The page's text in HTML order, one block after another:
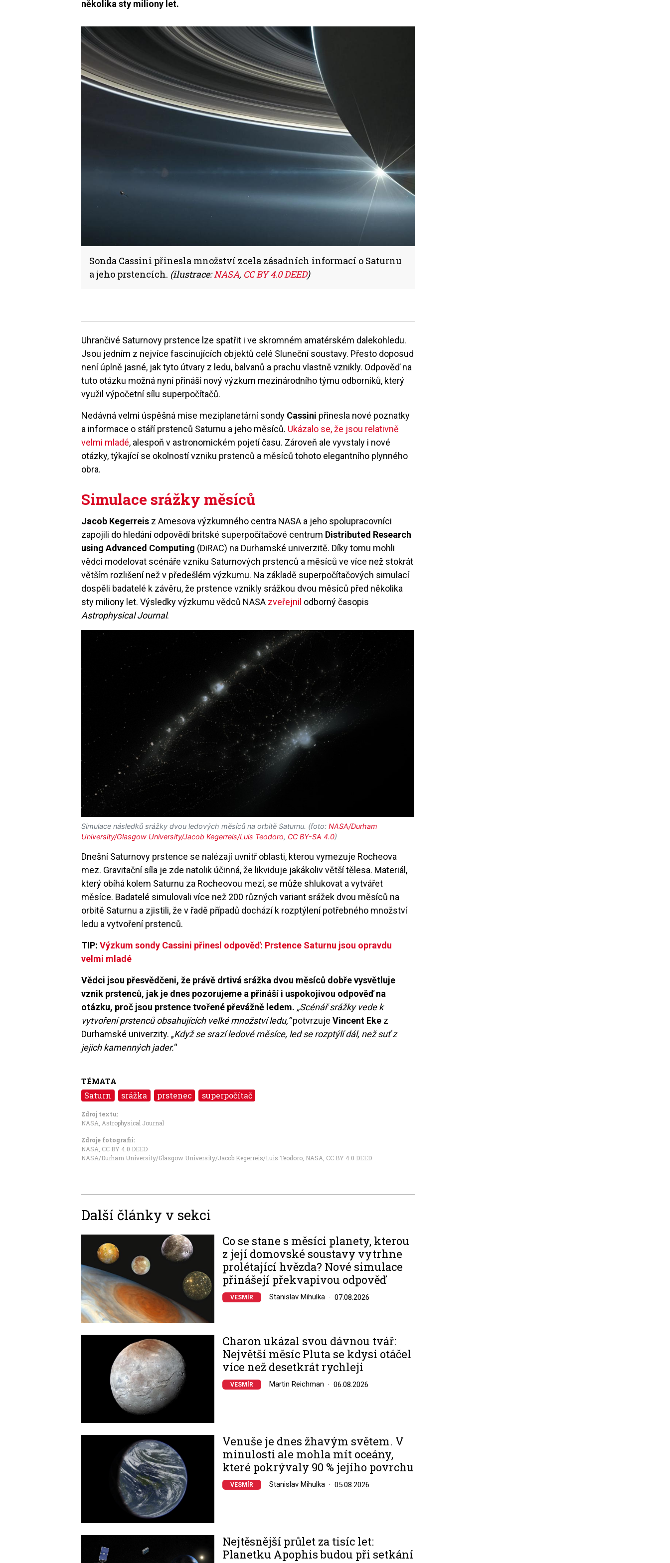
několika sty miliony let.
Sonda Cassini přinesla množství zcela zásadních informací o Saturnu
a jeho prstencích. (ilustrace:NASA, CC BY 4.0 DEED)
Uhrančivé Saturnovy prstence lze spatřit i ve skromném amatérském dalekohledu.
Jsou jedním z nejvíce fascinujících objektů celé Sluneční soustavy. Přesto doposud
není úplně jasné, jak tyto útvary z ledu, balvanů a prachu vlastně vznikly. Odpověď na
tuto otázku možná nyní přináší nový výzkum mezinárodního týmu odborníků, který
využil výpočetní sílu superpočítačů.
Nedávná velmi úspěšná mise meziplanetární sondy Cassini přinesla nové poznatky
a informace o stáří prstenců Saturnu a jeho měsíců. Ukázalo se, že jsou relativně
velmi mladé, alespoň v astronomickém pojetí času. Zároveň ale vyvstaly i nové
otázky, týkající se okolností vzniku prstenců a měsíců tohoto elegantního plynného
obra.
Simulace srážky měsíců
Jacob Kegerreis z Amesova výzkumného centra NASA a jeho spolupracovníci
zapojili do hledání odpovědí britské superpočítačové centrum Distributed Research
using Advanced Computing (DiRAC) na Durhamské univerzitě. Díky tomu mohli
vědci modelovat scénáře vzniku Saturnových prstenců a měsíců ve více než stokrát
větším rozlišení než v předešlém výzkumu. Na základě superpočítačových simulací
dospěli badatelé k závěru, že prstence vznikly srážkou dvou měsíců před několika
sty miliony let. Výsledky výzkumu vědců NASA zveřejnil odborný časopis
Astrophysical Journal.
Simulace následků srážky dvou ledových měsíců na orbitě Saturnu. (foto:NASA/Durham
University/Glasgow University/Jacob Kegerreis/Luis Teodoro, CC BY-SA 4.0)
Dnešní Saturnovy prstence se nalézají uvnitř oblasti, kterou vymezuje Rocheova
mez. Gravitační síla je zde natolik účinná, že likviduje jakákoliv větší tělesa. Materiál,
který obíhá kolem Saturnu za Rocheovou mezí, se může shlukovat a vytvářet
měsíce. Badatelé simulovali více než 200 různých variant srážek dvou měsíců na
orbitě Saturnu a zjistili, že v řadě případů dochází k rozptýlení potřebného množství
ledu a vytvoření prstenců.
TIP:Výzkum sondy Cassini přinesl odpověď: Prstence Saturnu jsou opravdu
velmi mladé
Vědci jsou přesvědčeni, že právě drtivá srážka dvou měsíců dobře vysvětluje
vznik prstenců, jak je dnes pozorujeme a přináší i uspokojivou odpověď na
otázku, proč jsou prstence tvořené převážně ledem. „Scénář srážky vede k
vytvoření prstenců obsahujících velké množství ledu,“potvrzujeVincent Eke z
Durhamské univerzity. „Když se srazí ledové měsíce, led se rozptýlí dál, než suť z
jejich kamenných jader.“
TÉMATA
Saturn srážka prstenec superpočítač
Zdroj textu:
NASA Astrophysical Journal
Zdroje fotografii:
NASA CC BY 4.0 DEED
NASA/Durham University/Glasgow University/Jacob Kegerreis/Luis Teodoro NASA CC BY 4.0 DEED
Další články v sekci
Co se stane s měsíci planety, kterou
z její domovské soustavy vytrhne
prolétající hvězda? Nové simulace
přinášejí překvapivou odpověď
VESMÍR Stanislav Mihulka 07.08.2026
Charon ukázal svou dávnou tvář:
Největší měsíc Pluta se kdysi otáčel
více než desetkrát rychleji
VESMÍR Martin Reichman 06.08.2026
Venuše je dnes žhavým světem. V
minulosti ale mohla mít oceány,
které pokrývaly 90 % jejího povrchu
VESMÍR Stanislav Mihulka 05.08.2026
Nejtěsnější průlet za tisíc let:
Planetku Apophis budou při setkání